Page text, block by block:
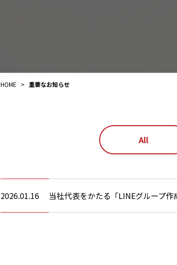
HOME > 重要なお知らせ
All
2026.01.16 当社代表をかたる「LINEグループ